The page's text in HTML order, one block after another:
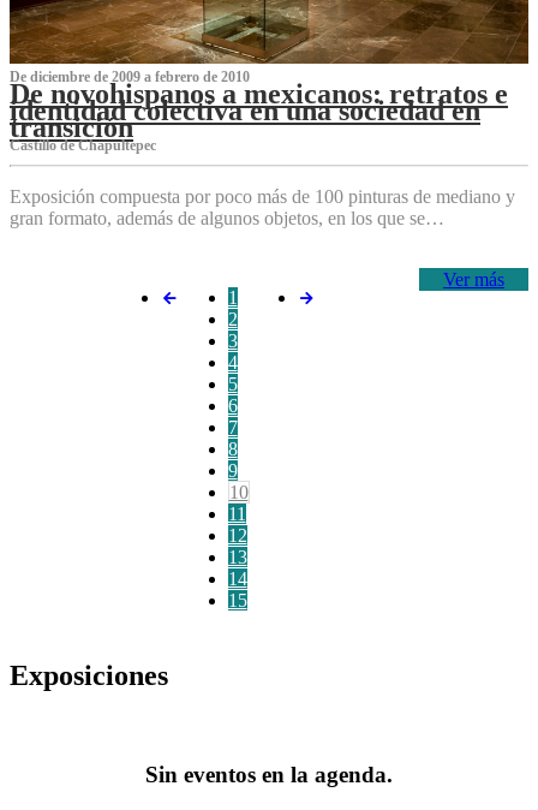
De diciembre de 2009 a febrero de 2010
De novohispanos a mexicanos: retratos e
identidad colectiva en una sociedad en
transición
Castillo de Chapultepec
Exposición compuesta por poco más de 100 pinturas de mediano y
gran formato, además de algunos objetos, en los que se…
Ver más
1
2
3
4
5
6
7
8
9
10
11
12
13
14
15
Exposiciones
Sin eventos en la agenda.